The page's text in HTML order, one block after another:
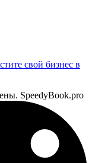
свой бизнес в
SpeedyBook.pro